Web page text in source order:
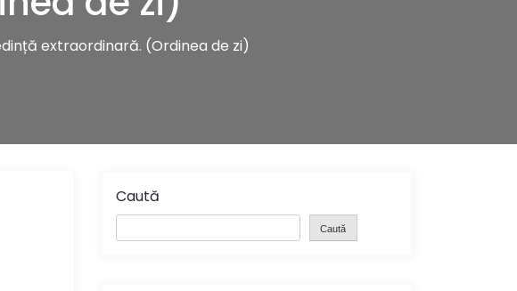
extraordinară. (Ordinea de zi)
Caută
Caută